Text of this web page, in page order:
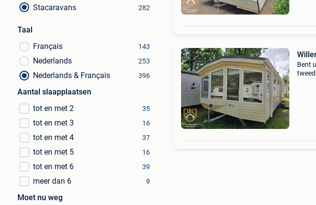
Stacaravans
282
Taal
Français
143
Nederlands 253
Nederlands & Français 396
Aantal slaapplaatsen
tot en met 2
35
tot en met 3 16
tot en met 4 37
tot en met 5 16
tot en met 6 39
meer dan 6 9
Moet nu weg
Bent